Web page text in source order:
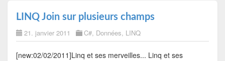
LINQ Join sur plusieurs champs
21. janvier 2011 C#, Données, LINQ
[new:02/02/2011]Linq et ses merveilles... Linq et ses